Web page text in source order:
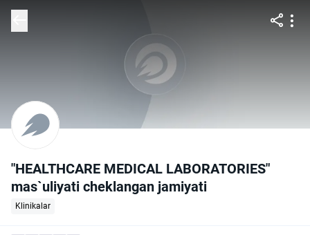
"HEALTHCARE MEDICAL LABORATORIES"
mas`uliyati cheklangan jamiyati
Klinikalar